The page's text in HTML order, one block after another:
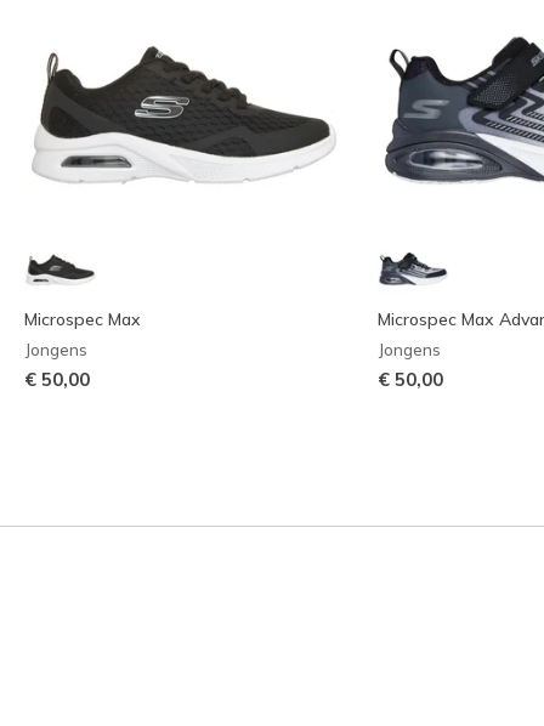
Microspec Max
Jongens
€ 50,00
Microspec Max
Jongens
€ 50,00